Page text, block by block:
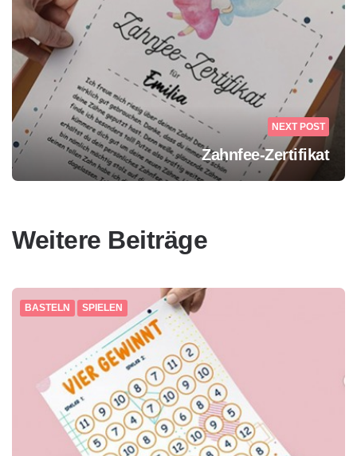
NEXT POST
Zahnfee-Zertifikat
Weitere Beiträge
BASTELN SPIELEN